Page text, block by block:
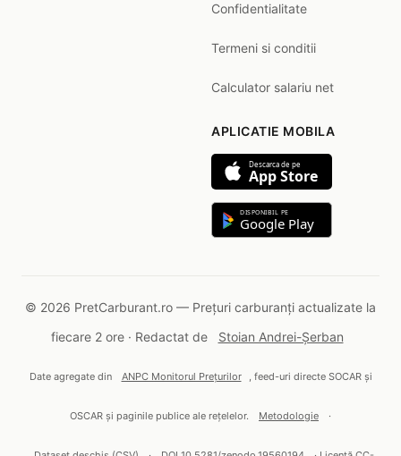
Confidentialitate
Termeni si conditii
Calculator salariu net
APLICATIE MOBILA
Descarca de pe
App Store
DISPONIBIL PE
Google Play
© 2026 PretCarburant.ro — Prețuri carburanți actualizate la
fiecare 2 ore · Redactat de
Stoian Andrei-Șerban
Date agregate din ANPC Monitorul Prețurilor , feed-uri directe SOCAR și
OSCAR și paginile publice ale rețelelor. Metodologie ·